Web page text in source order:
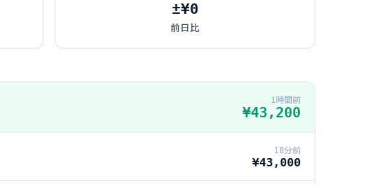
±¥0
前日比
1時間前
¥43,200
18分前
¥43,000